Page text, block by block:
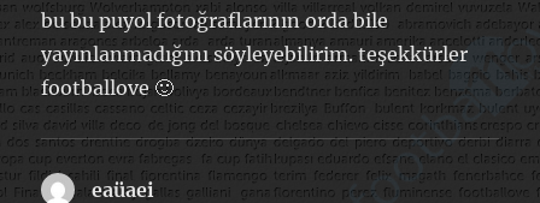
bu bu puyol fotoğraflarının orda bile
yayınlanmadığını söyleyebilirim. teşekkürler
footballove 🙂
eaüaeidedi